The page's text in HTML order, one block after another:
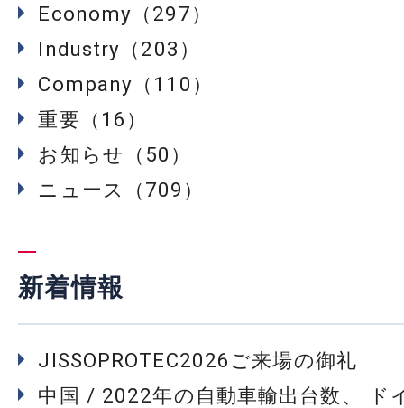
Economy（297）
Industry（203）
Company（110）
重要（16）
お知らせ（50）
ニュース（709）
新着情報
JISSOPROTEC2026ご来場の御礼
中国 / 2022年の自動車輸出台数、 ド